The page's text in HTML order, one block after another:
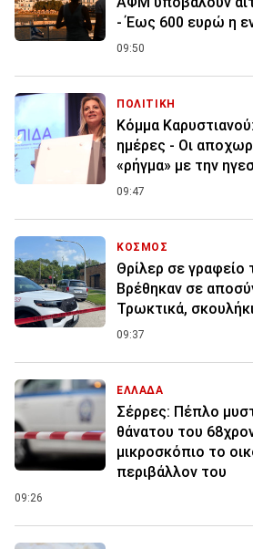
- Έως 600 ευρώ η
09:50
ΠΟΛΙΤΙΚΗ
Κόμμα
ημέρες - Οι
«ρήγμα» με την
09:47
ΚΟΣΜΟΣ
Θρίλερ σε γραφείο
Βρέθηκαν σε
Τρωκτικά,
09:37
ΕΛΛΑΔΑ
Σέρρες: Πέπλο
θάνατου του
μικροσκόπιο το
περιβάλλον του
09:26